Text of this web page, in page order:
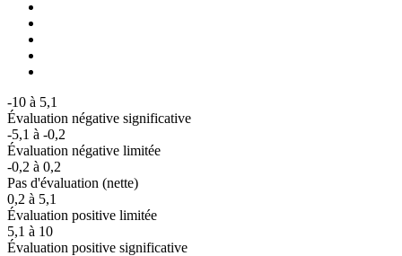
-10 à 5,1
Évaluation négative significative
-5,1 à -0,2
Évaluation négative limitée
-0,2 à 0,2
Pas d'évaluation (nette)
0,2 à 5,1
Évaluation positive limitée
5,1 à 10
Évaluation positive significative